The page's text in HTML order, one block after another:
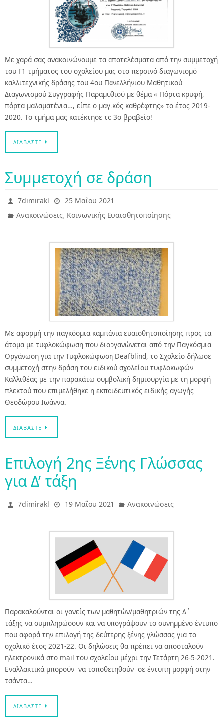
Με χαρά σας ανακοινώνουμε τα αποτελέσματα από την συμμετοχή
του Γ1 τμήματος του σχολείου μας στο περσινό διαγωνισμό
καλλιτεχνικής δράσης του 4ου Πανελλήνιου Μαθητικού
Διαγωνισμού Συγγραφής Παραμυθιού με θέμα « Πόρτα κρυφή,
πόρτα μαλαματένια…, είπε ο μαγικός καθρέφτης» το έτος 2019-
2020. Το τμήμα μας κατέκτησε το 3ο βραβείο!
ΔΙΑΒΆΣΤΕ
Συμμετοχή σε δράση
7dimirakl
25 Μαΐου 2021
Ανακοινώσεις, Κοινωνικής Ευαισθητοποίησης
Με αφορμή την παγκόσμια καμπάνια ευαισθητοποίησης προς τα
άτομα με τυφλοκώφωση που διοργανώνεται από την Παγκόσμια
Οργάνωση για την Τυφλοκώφωση Deafblind, το Σχολείο δήλωσε
συμμετοχή στην δράση του ειδικού σχολείου τυφλοκωφών
Καλλιθέας με την παρακάτω συμβολική δημιουργία με τη μορφή
πλεκτού που επιμελήθηκε η εκπαιδευτικός ειδικής αγωγής
Θεοδώρου Ιωάννα.
ΔΙΑΒΆΣΤΕ
Επιλογή 2ης Ξένης Γλώσσας
για Δ’ τάξη
7dimirakl 19 Μαΐου 2021 Ανακοινώσεις
Παρακαλούνται οι γονείς των μαθητών/μαθητριών της Δ΄
τάξης να συμπληρώσουν και να υπογράψουν το συνημμένο έντυπο
που αφορά την επιλογή της δεύτερης ξένης γλώσσας για το
σχολικό έτος 2021-22. Οι δηλώσεις θα πρέπει να αποσταλούν
ηλεκτρονικά στο mail του σχολείου μέχρι την Τετάρτη 26-5-2021.
Εναλλακτικά μπορούν να τοποθετηθούν σε έντυπη μορφή στην
τσάντα…
ΔΙΑΒΆΣΤΕ